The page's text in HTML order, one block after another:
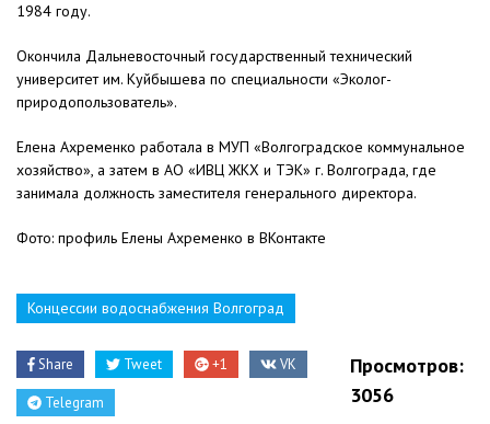
1984 году.
Окончила Дальневосточный государственный технический
университет им. Куйбышева по специальности «Эколог-
природопользователь».
Елена Ахременко работала в МУП «Волгоградское коммунальное
хозяйство», а затем в АО «ИВЦ ЖКХ и ТЭК» г. Волгограда, где
занимала должность заместителя генерального директора.
Фото: профиль Елены Ахременко в ВКонтакте
Концессии водоснабжения Волгоград
Share Tweet +1 VK
Telegram
Просмотров:
3056